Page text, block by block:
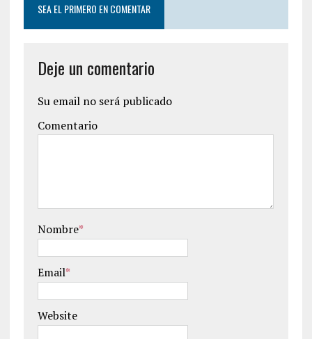
SEA EL PRIMERO EN COMENTAR
Deje un comentario
Su email no será publicado
Comentario
Nombre*
Email*
Website